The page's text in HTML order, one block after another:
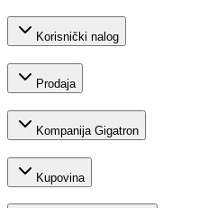
Korisnički nalog
Prodaja
Kompanija Gigatron
Kupovina